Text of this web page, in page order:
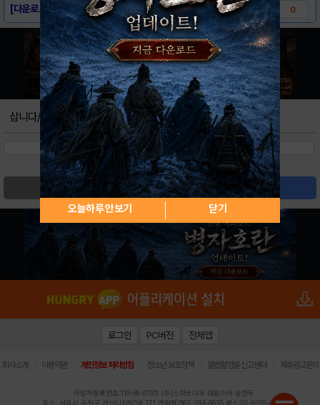
[다운로드 링크] 에버배틀2 0
[스크린샷] 에버배틀2
[게임소개] 에버배틀2
삽니다/팝니다
검색 글쓰기
오늘하루 안보기 닫기
로그인 PC버전 전체앱
회사소개 이용약관 개인정보 처리방침 청소년 보호정책 불법촬영물 신고센터 제휴광고문의
사업자등록번호:119-86-61101 (주)스마트나우 대표이사:송현두
주소: 서울시 금천구 가산디지털1로 171 연락처:063-284-8635 팩스:02-6265-0377